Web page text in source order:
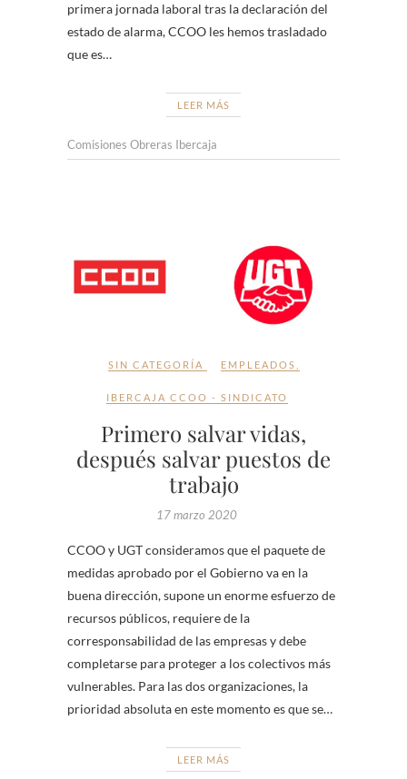
primera jornada laboral tras la declaración del
estado de alarma, CCOO les hemos trasladado
que es…
LEER MÁS
Comisiones Obreras Ibercaja
SIN CATEGORÍA EMPLEADOS
IBERCAJA CCOO - SINDICATO
Primero salvar vidas,
después salvar puestos de
trabajo
17 marzo 2020
CCOO y UGT consideramos que el paquete de
medidas aprobado por el Gobierno va en la
buena dirección, supone un enorme esfuerzo de
recursos públicos, requiere de la
corresponsabilidad de las empresas y debe
completarse para proteger a los colectivos más
vulnerables. Para las dos organizaciones, la
prioridad absoluta en este momento es que se…
LEER MÁS